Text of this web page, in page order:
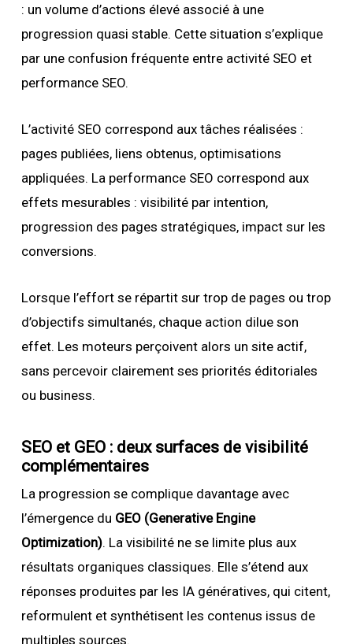
: un volume d’actions élevé associé à une
progression quasi stable. Cette situation s’explique
par une confusion fréquente entre activité SEO et
performance SEO.
L’activité SEO correspond aux tâches réalisées :
pages publiées, liens obtenus, optimisations
appliquées. La performance SEO correspond aux
effets mesurables : visibilité par intention,
progression des pages stratégiques, impact sur les
conversions.
Lorsque l’effort se répartit sur trop de pages ou trop
d’objectifs simultanés, chaque action dilue son
effet. Les moteurs perçoivent alors un site actif,
sans percevoir clairement ses priorités éditoriales
ou business.
SEO et GEO : deux surfaces de visibilité
complémentaires
La progression se complique davantage avec
l’émergence du GEO (Generative Engine
Optimization). La visibilité ne se limite plus aux
résultats organiques classiques. Elle s’étend aux
réponses produites par les IA génératives, qui citent,
reformulent et synthétisent les contenus issus de
multiples sources.